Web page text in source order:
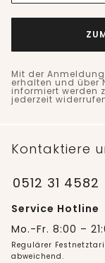
Mit der
erhalten und über
informiert werden
jederzeit
Kontaktiere
0512 31 4582
Service Hotline
Mo.-Fr. 8:00 –
Regulärer
abweichend.